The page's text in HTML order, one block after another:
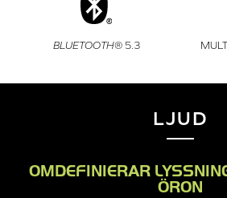
BLUETOOTH® 5.3
LJUD
OMDEFINIERAR
ÖRON